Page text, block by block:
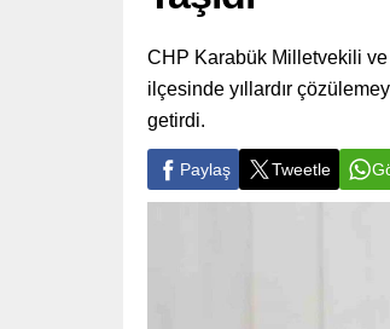
CHP Karabük Milletvekili
ilçesinde yıllardır
getirdi.
Paylaş Tweetle